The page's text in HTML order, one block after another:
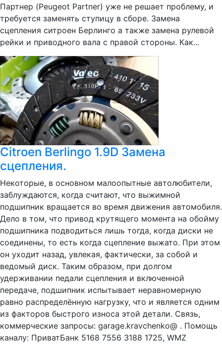
Партнер (Peugeot Partner) уже не решает проблему, и
требуется заменять ступицу в сборе. Замена
сцепления ситроен Берлинго а также замена рулевой
рейки и приводного вала с правой стороны. Как...
Citroen Berlingo 1.9D Замена
сцепления.
Некоторые, в основном малоопытные автолюбители,
заблуждаются, когда считают, что выжимной
подшипник вращается во время движения автомобиля.
Дело в том, что привод крутящего момента на обойму
подшипника подводиться лишь тогда, когда диски не
соединены, то есть когда сцепление выжато. При этом
он уходит назад, увлекая, фактически, за собой и
ведомый диск. Таким образом, при долгом
удерживании педали сцепления и включенной
передаче, подшипник испытывает неравномерную
равно распределённую нагрузку, что и является одним
из факторов быстрого износа этой детали. Связь,
коммерческие запросы: garage.kravchenko@ . Помощь
каналу: ПриватБанк 5168 7556 3188 1725, WMZ